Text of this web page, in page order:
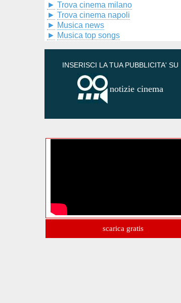
► Trova cinema milano
► Trova cinema napoli
► Musica news
► Musica top songs
INSERISCI LA TUA PUBBLICITA' SU
notizie cinema
scarica gratis